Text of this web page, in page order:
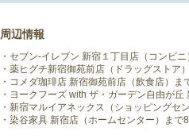
周辺情報
セブン-イレブン 新宿１丁目店（コンビ
薬ヒグチ新宿御苑前店（ドラッグストア
コメダ珈琲店 新宿御苑前店（飲食店）ま
ヨークフーズ with ザ・ガーデン自由が
新宿マルイアネックス（ショッピングセ
染谷家具 新宿店（ホームセンター）まで